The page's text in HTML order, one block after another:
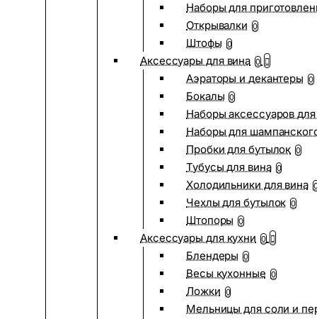
Наборы для
Открывалки 0
Штофы 0
Аксессуары для вина 0
Аэраторы и декантеры 0
Бокалы 0
Наборы аксессуаров
Наборы для
Пробки для бутылок 0
Тубусы для вина 0
Холодильники для вина
Чехлы для бутылок 0
Штопоры 0
Аксессуары для кухни 0
Блендеры 0
Весы кухонные 0
Ложки 0
Мельницы для соли и